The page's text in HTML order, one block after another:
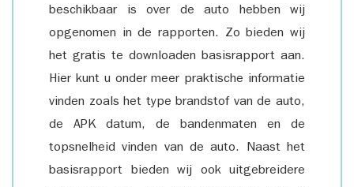
beschikbaar is over de auto hebben wij
opgenomen in de rapporten. Zo bieden wij
het gratis te downloaden basisrapport aan.
Hier kunt u onder meer praktische informatie
vinden zoals het type brandstof van de auto,
de APK datum, de bandenmaten en de
topsnelheid vinden van de auto. Naast het
basisrapport bieden wij ook uitgebreidere